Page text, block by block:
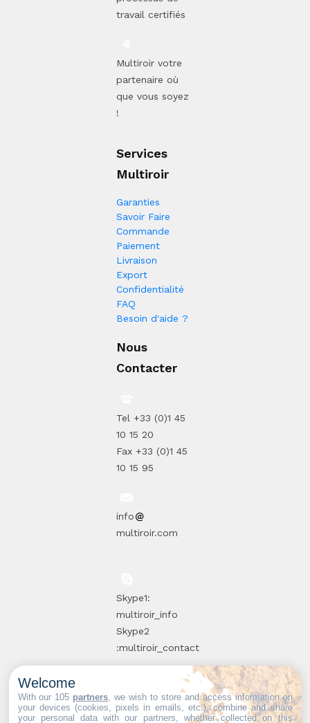
travail certifiés
Multiroir votre
partenaire où
que vous soyez
!
Services
Multiroir
Garanties
Savoir Faire
Commande
Paiement
Livraison
Export
Confidentialité
FAQ
Besoin d'aide ?
Nous
Contacter
Tel +33 (0)1 45
10 15 20
Fax +33 (0)1 45
10 15 95
info
multiroir.com
Skype1:
multiroir_info
Skype2
:multiroir_contact
10, route de
Brie-Comte-
Welcome
With our 105 partners , we wish to store and access information on
your devices (cookies, pixels in emails, etc.), combine and share
your personal data with our partners, whether collected on this